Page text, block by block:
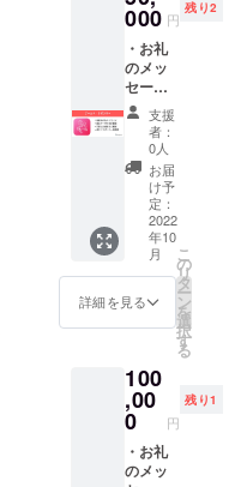
たしま
す。
000 円
残り2
・お礼
のメッ
セージ
・絵本
データ
の先行
配信 ・
印刷し
た絵本
を郵送
でお届
け ・ス
ポン
サーロ
ゴ/名称
を絵本
※絵本
データ
はPDF
をメー
ルにて
お届け
支援
者：
0人
お届
け予
定：
2022
年10
月
詳細を見る
こ
の
リ
タ
ー
ン
を
選
択
す
る
100
,00
0 円
残り1
・お礼
のメッ